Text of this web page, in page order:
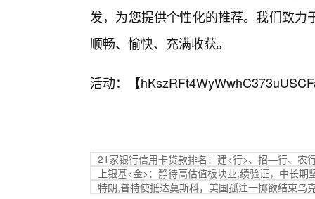
发，为您提供个性化的推荐。我们致
顺畅、愉快、充满收获。
活动：【
21家银行信用卡贷款排名：建<行>、招—行、农
上银基<金>：静待高估值板块业;绩验证，中长期
特朗,普特使抵达莫斯科，美国孤注一掷欲结束乌